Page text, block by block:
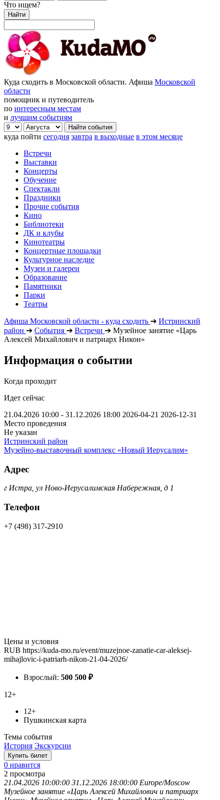
Что ищем?
Найти
Куда сходить в Московской области. Афиша Московской
области
помощник и путеводитель
по интересным местам
и лучшим событиям
куда пойти сегодня завтра в выходные в этом месяце
Встречи
Выставки
Концерты
Обучение
Спектакли
Праздники
Прочие события
Кино
Библиотеки
ДК и клубы
Кинотеатры
Концертные площадки
Культурное наследие
Музеи и галереи
Образование
Памятники
Парки
Театры
Афиша Московской области - куда сходить ➔ Истринский
район ➔ События ➔ Встречи ➔ Музейное занятие «Царь
Алексей Михайлович и патриарх Никон»
Информация о событии
Когда проходит
Идет сейчас
21.04.2026 10:00 - 31.12.2026 18:00 2026-04-21 2026-12-31
Место проведения
Не указан
Истринский район
Музейно-выставочный комплекс «Новый Иерусалим»
Адрес
г Истра, ул Ново-Иерусалимская Набережная, д 1
Телефон
+7 (498) 317-2910
Цены и условия
RUB https://kuda-mo.ru/event/muzejnoe-zanatie-car-aleksej-
mihajlovic-i-patriarh-nikon-21-04-2026/
Взрослый: 500 500 ₽
12+
12+
Пушкинская карта
Темы события
История Экскурсии
Купить билет
0 нравится
2 просмотра
21.04.2026 10:00:00 31.12.2026 18:00:00 Europe/Moscow
Музейное занятие «Царь Алексей Михайлович и патриарх